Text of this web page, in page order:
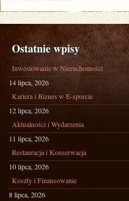
Ostatnie wpisy
Inwestowanie w Nieruchomości
14 lipca, 2026
Kariera i Biznes w E-sporcie
12 lipca, 2026
Aktualności i Wydarzenia
11 lipca, 2026
Restauracja i Konserwacja
10 lipca, 2026
Koszty i Finansowanie
8 lipca, 2026